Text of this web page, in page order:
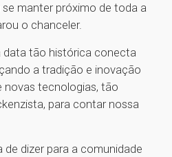
se manter próximo de toda a
o chanceler.
data tão histórica conecta
a tradição e inovação
novas tecnologias, tão
para contar nossa
de dizer para a comunidade